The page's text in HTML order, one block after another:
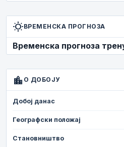
wb_sunnyВРЕМЕНСКА ПРОГНОЗА
Временска прогноза
location_city О ДОБОЈУ
Добој данас
Географски положај
Становништво